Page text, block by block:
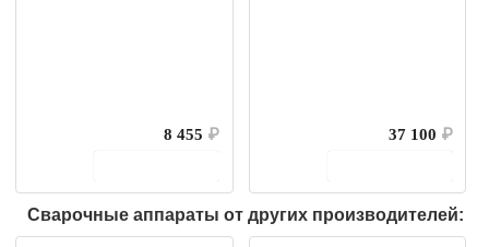
8 455 ₽
37 100 ₽
Сварочные аппараты от других производителей: